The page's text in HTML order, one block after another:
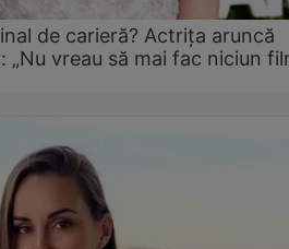
de carieră? Actrița aruncă
vreau să mai fac niciun